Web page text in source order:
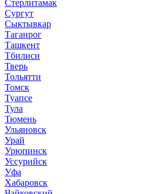
Стерлитамак
Сургут
Сыктывкар
Таганрог
Ташкент
Тбилиси
Тверь
Тольятти
Томск
Туапсе
Тула
Тюмень
Ульяновск
Урай
Урюпинск
Уссурийск
Уфа
Хабаровск